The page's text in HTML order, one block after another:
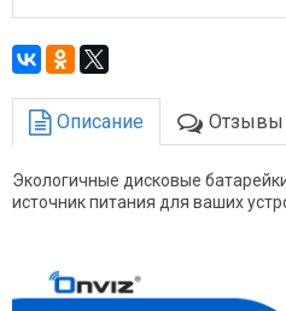
Описание Отзывы
Экологичные дисковые
источник питания для ваших